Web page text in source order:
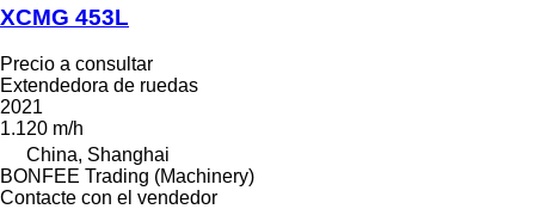
XCMG 453L
Precio a consultar
Extendedora de ruedas
2021
1.120 m/h
China, Shanghai
BONFEE Trading (Machinery)
Contacte con el vendedor